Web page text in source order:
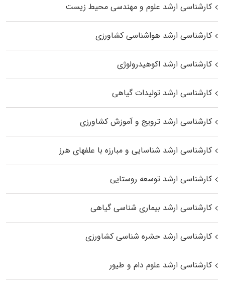
کارشناسی ارشد علوم و مهندسی محیط زیست
کارشناسی ارشد هواشناسی کشاورزی
کارشناسی ارشد اکوهیدرولوژی
کارشناسی ارشد تولیدات گیاهی
کارشناسی ارشد ترویج و آموزش کشاورزی
کارشناسی ارشد شناسایی و مبارزه با علفهای هرز
کارشناسی ارشد توسعه روستایی
کارشناسی ارشد بیماری‌ شناسی گیاهی
کارشناسی ارشد حشره‌ شناسی کشاورزی
کارشناسی ارشد علوم دام و طیور